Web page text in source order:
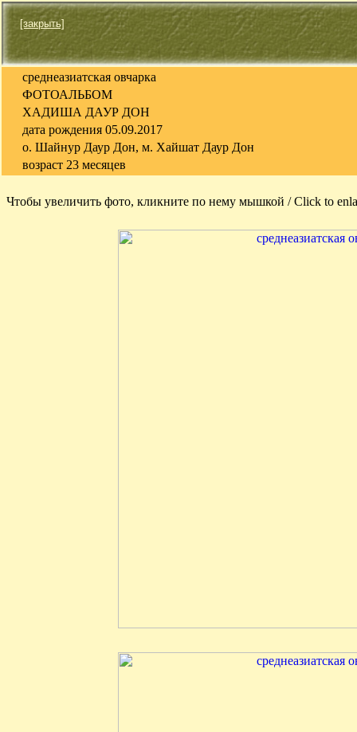
[закрыть]
среднеазиатская овчарка
ФОТОАЛЬБОМ
ХАДИША ДАУР ДОН
дата рождения 05.09.2017
о. Шайнур Даур Дон, м. Хайшат Даур Дон
возраст 23 месяцев
Чтобы увеличить фото, кликните по нему мышкой / Click to